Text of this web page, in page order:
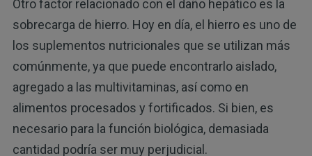
Otro factor relacionado con el daño hepático es la
sobrecarga de hierro. Hoy en día, el hierro es uno de
los suplementos nutricionales que se utilizan más
comúnmente, ya que puede encontrarlo aislado,
agregado a las multivitaminas, así como en
alimentos procesados y fortificados. Si bien, es
necesario para la función biológica, demasiada
cantidad podría ser muy perjudicial.